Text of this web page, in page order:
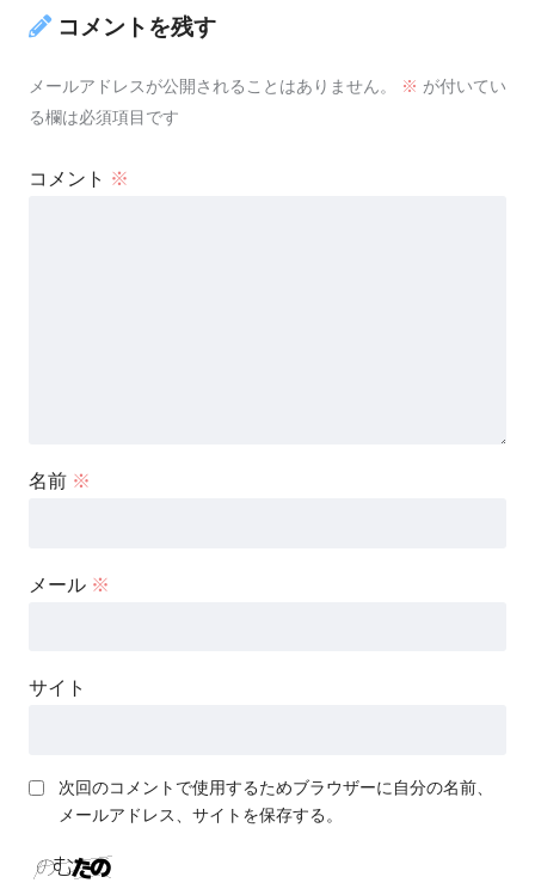
コメントを残す
メールアドレスが公開されることはありません。 ※ が付いてい
る欄は必須項目です
コメント ※
名前 ※
メール ※
サイト
次回のコメントで使用するためブラウザーに自分の名前、
メールアドレス、サイトを保存する。